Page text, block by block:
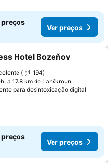
preços
Ver preços
aos favoritos
Hotel Bozeňov
194
a 17.8 km de Lanškroun
para desintoxicação digital
preços
Ver preços